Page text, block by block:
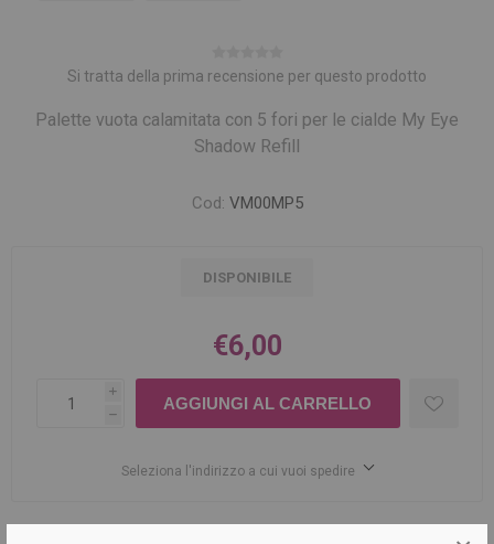
Si tratta della prima recensione per questo prodotto
Palette vuota calamitata con 5 fori per le cialde My Eye
Shadow Refill
Cod: VM00MP5
DISPONIBILE
€6,00
i
h
Seleziona l'indirizzo a cui vuoi spedire